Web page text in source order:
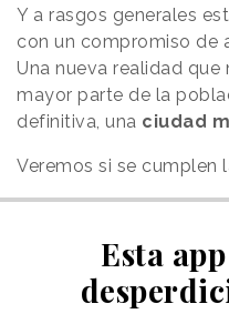
Y a rasgos generales
con un compromiso de
Una nueva realidad
mayor parte de la
definitiva, una ciudad
Veremos si se cumplen
Esta